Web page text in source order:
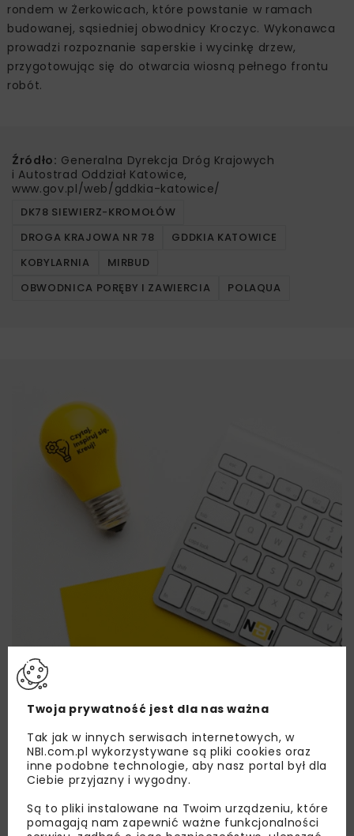
rondem w Żerkowicach, które powstanie w ramach
budowanej, sąsiedniej obwodnicy Kroczyc. Wykonawca
prowadzi rozpoznanie saperskie i wycinkę drzew,
przygotowując się do otwarcia wiosną pełnego frontu
robót.
Źródło: Generalna Dyrekcja Dróg Krajowych
i Autostrad Oddział Katowice,
www.gov.pl/web/gddkia-katowice/
DK78 SIEWIERZ-KROMOŁÓW
DROGA KRAJOWA NR 78
GDDKIA KATOWICE
KOBYLARNIA
MIRBUD
OBWODNICA PORĘBY I ZAWIERCIA
POLAQUA
Lubisz wiedzieć więcej?
Zapisz się do newslettera aby otrzymywać od
nas najlepsze informacje branżowe,
zaproszenia na wydarzenia, atrakcyjne oferty i
Twoja prywatność jest dla nas ważna
Tak jak w innych serwisach internetowych, w
NBI.com.pl wykorzystywane są pliki cookies oraz
inne podobne technologie, aby nasz portal był dla
Ciebie przyjazny i wygodny.
Są to pliki instalowane na Twoim urządzeniu, które
pomagają nam zapewnić ważne funkcjonalności